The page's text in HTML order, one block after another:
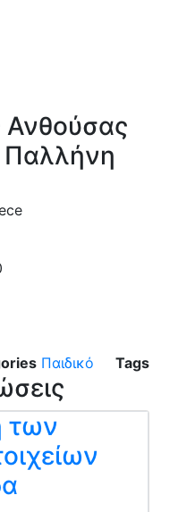
Ανθούσας
Παλλήνη
Παιδικό Tags
των